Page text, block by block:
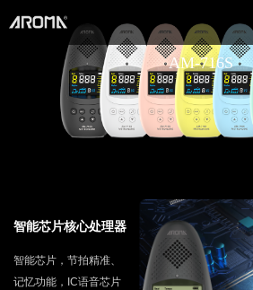
AM-716S
智能芯片核心处理器
智能芯片，节拍精准、
记忆功能，IC语音芯片